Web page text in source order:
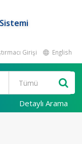
Girişi English
Detaylı Arama